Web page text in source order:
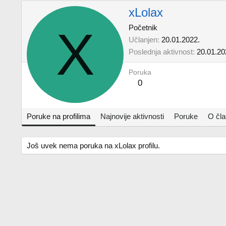
X
xLolax
Početnik
Učlanjen 20.01.2022.
Poslednja aktivnost
Poruka
0
Poruke na profilima Najnovije aktivnosti Poruke O
Još uvek nema poruka na xLolax profilu.